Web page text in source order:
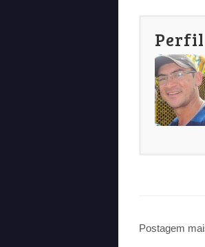
Perfil
Postagem